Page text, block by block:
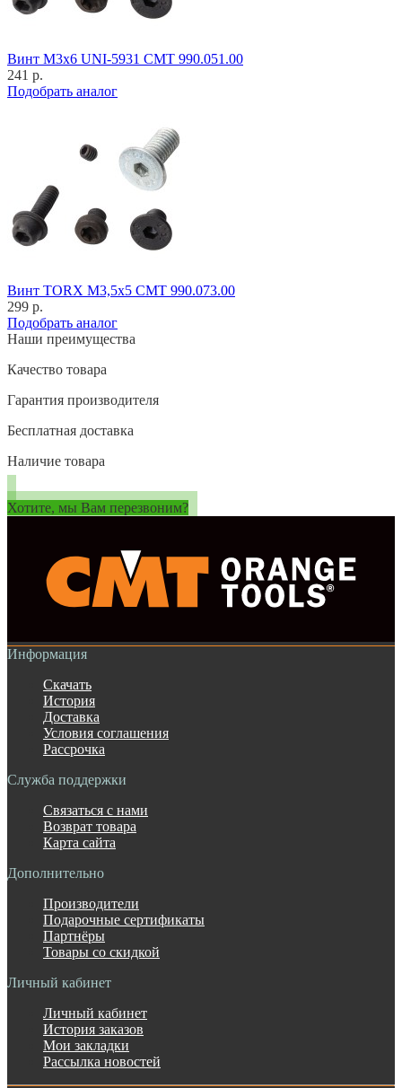
Винт M3x6 UNI-5931 CMT 990.051.00
241 р.
Подобрать аналог
Винт TORX M3,5x5 CMT 990.073.00
299 р.
Подобрать аналог
Наши преимущества
Качество товара
Гарантия производителя
Бесплатная доставка
Наличие товара
Хотите, мы Вам перезвоним?
Информация
Скачать
История
Доставка
Условия соглашения
Рассрочка
Служба поддержки
Связаться с нами
Возврат товара
Карта сайта
Дополнительно
Производители
Подарочные сертификаты
Партнёры
Товары со скидкой
Личный кабинет
Личный кабинет
История заказов
Мои закладки
Рассылка новостей